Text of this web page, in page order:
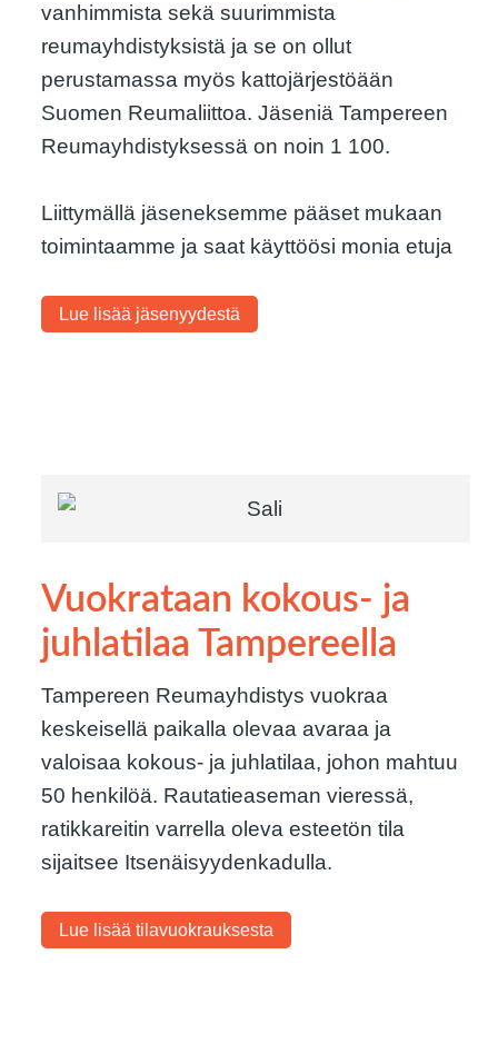
vanhimmista sekä suurimmista
reumayhdistyksistä ja se on ollut
perustamassa myös kattojärjestöään
Suomen Reumaliittoa. Jäseniä Tampereen
Reumayhdistyksessä on noin 1 100.
Liittymällä jäseneksemme pääset mukaan
toimintaamme ja saat käyttöösi monia etuja
Lue lisää jäsenyydestä
Vuokrataan kokous- ja
juhlatilaa Tampereella
Tampereen Reumayhdistys vuokraa
keskeisellä paikalla olevaa avaraa ja
valoisaa kokous- ja juhlatilaa, johon mahtuu
50 henkilöä. Rautatieaseman vieressä,
ratikkareitin varrella oleva esteetön tila
sijaitsee Itsenäisyydenkadulla.
Lue lisää tilavuokrauksesta